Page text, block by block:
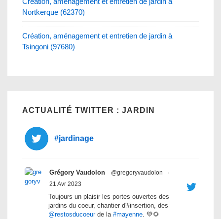
Nortkerque (62370)
Création, aménagement et entretien de jardin à
Tsingoni (97680)
ACTUALITÉ TWITTER : JARDIN
#jardinage
Grégory Vaudolon @gregoryvaudolon
·
21 Avr 2023
Toujours un plaisir les portes ouvertes des
jardins du coeur, chantier d'#insertion, des
@restosducoeurde la #mayenne. 💚🌻